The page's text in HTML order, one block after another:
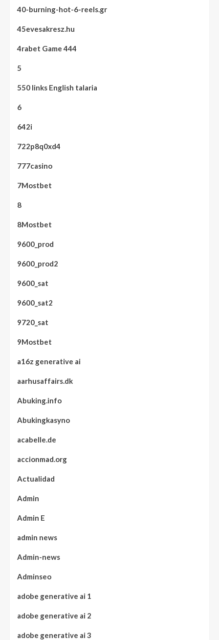
40-burning-hot-6-reels.gr
45evesakresz.hu
4rabet Game 444
5
550 links English talaria
6
642i
722p8q0xd4
777casino
7Mostbet
8
8Mostbet
9600_prod
9600_prod2
9600_sat
9600_sat2
9720_sat
9Mostbet
a16z generative ai
aarhusaffairs.dk
Abuking.info
Abukingkasyno
acabelle.de
accionmad.org
Actualidad
Admin
Admin E
admin news
Admin-news
Adminseo
adobe generative ai 1
adobe generative ai 2
adobe generative ai 3